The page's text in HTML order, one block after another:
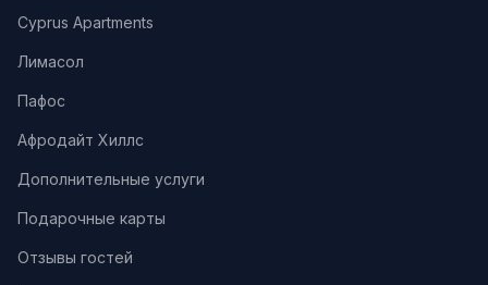
Cyprus Apartments
Лимасол
Пафос
Афродайт Хиллс
Дополнительные услуги
Подарочные карты
Отзывы гостей